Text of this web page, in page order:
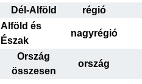
Dél-Alföld régió
Alföld és
Észak
nagyrégió
Ország
összesen
ország